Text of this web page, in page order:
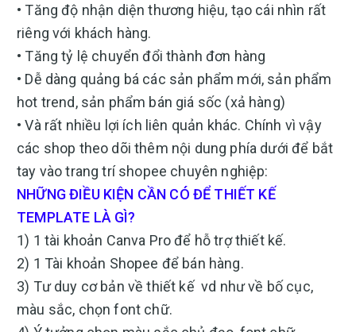
• Tăng độ nhận diện thương hiệu, tạo cái nhìn rất
riêng với khách hàng.
• Tăng tỷ lệ chuyển đổi thành đơn hàng
• Dễ dàng quảng bá các sản phẩm mới, sản phẩm
hot trend, sản phẩm bán giá sốc (xả hàng)
• Và rất nhiều lợi ích liên quản khác. Chính vì vậy
các shop theo dõi thêm nội dung phía dưới để bắt
tay vào trang trí shopee chuyên nghiệp:
NHỮNG ĐIỀU KIỆN CẦN CÓ ĐỂ THIẾT KẾ
TEMPLATE LÀ GÌ?
1) 1 tài khoản Canva Pro để hỗ trợ thiết kế.
2) 1 Tài khoản Shopee để bán hàng.
3) Tư duy cơ bản về thiết kế vd như về bố cục,
màu sắc, chọn font chữ.